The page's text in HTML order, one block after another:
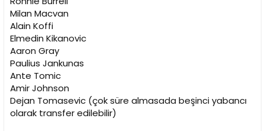
Milan Macvan
Alain Koffi
Elmedin Kikanovic
Aaron Gray
Paulius Jankunas
Ante Tomic
Amir Johnson
Dejan Tomasevic (çok süre almasada beşinci yabancı
olarak transfer edilebilir)